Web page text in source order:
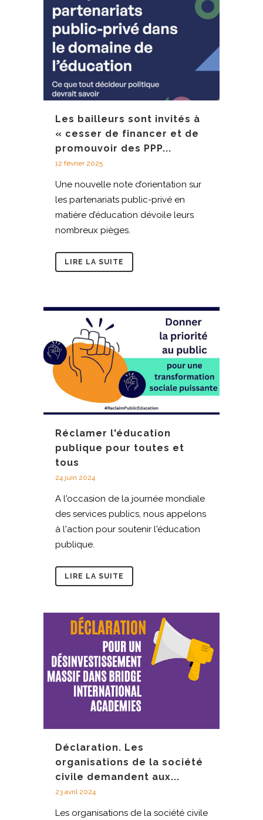
Les bailleurs sont invités à
« cesser de financer et de
promouvoir des PPP...
12 février 2025
Une nouvelle note d’orientation sur
les partenariats public-privé en
matière d’éducation dévoile leurs
nombreux pièges.
LIRE LA SUITE
Réclamer l'éducation
publique pour toutes et
tous
24 juin 2024
A l'occasion de la journée mondiale
des services publics, nous appelons
à l'action pour soutenir l'éducation
publique.
LIRE LA SUITE
Déclaration. Les
organisations de la société
civile demandent aux...
23 avril 2024
Les organisations de la société civile